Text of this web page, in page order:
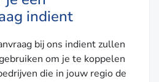
indient
bij ons indient zullen
om je te koppelen
die in jouw regio de